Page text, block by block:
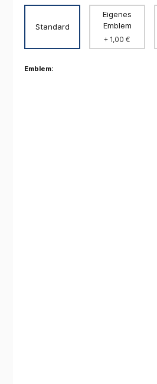
Standard
Eigenes
Emblem
+ 1,00 €
Emblem: